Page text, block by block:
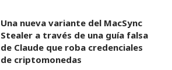
Una nueva variante del MacSync
Stealer a través de una guía falsa
de Claude que roba credenciales
de criptomonedas